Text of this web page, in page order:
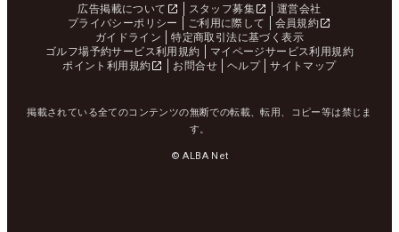
広告掲載について スタッフ募集
運営会社
プライバシーポリシー
ご利用に際して
会員規約
ガイドライン
特定商取引法に基づく表示
ゴルフ場予約サービス利用規約
マイページサービス利用規約
ポイント利用規約
お問合せ ヘルプ サイトマップ
掲載されている全てのコンテンツの無断での転載、転用、コピー等は禁じま
す。
© ALBA Net